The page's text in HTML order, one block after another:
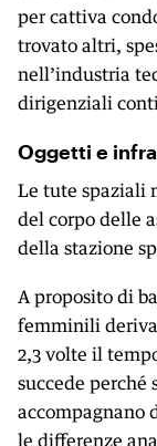
per cattiva
trovato altri,
nell’industria
dirigenziali
Oggetti e
Le tute spaziali
del corpo delle
della stazione
A proposito di
femminili
2,3 volte il
succede perché
accompagnano
le differenze